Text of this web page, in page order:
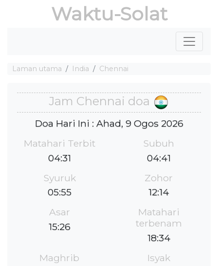
Waktu-Solat
Laman utama India Chennai
Jam Chennai doa
Doa Hari Ini : Ahad, 9 Ogos 2026
Matahari Terbit
04:31
Subuh
04:41
Syuruk
05:55
Zohor
12:14
Asar
15:26
Matahari
terbenam
18:34
Maghrib
Isyak